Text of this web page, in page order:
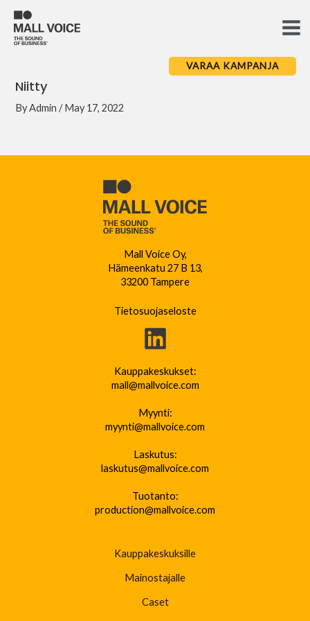
content
VARAA KAMPANJA
Niitty
ByAdmin/May 17, 2022
Mall Voice Oy,
Hämeenkatu 27 B 13,
33200 Tampere
Tietosuojaseloste
Kauppakeskukset:
mall@mallvoice.com
Myynti:
myynti@mallvoice.com
Laskutus:
laskutus@mallvoice.com
Tuotanto:
production@mallvoice.com
Kauppakeskuksille
Mainostajalle
Caset